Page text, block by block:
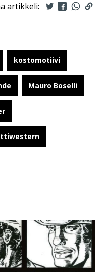
artikkeli:
kostomotiivi
Mauro Boselli